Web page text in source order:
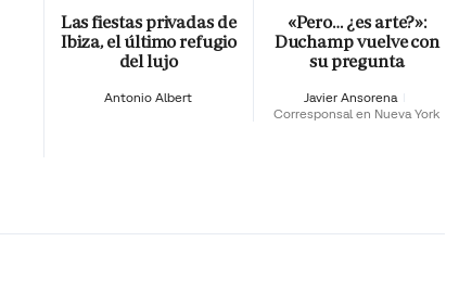
Las fiestas privadas de
Ibiza, el último refugio
del lujo
Antonio Albert
«Pero… ¿es arte?»:
Duchamp vuelve con
su pregunta
Javier Ansorena
Corresponsal en Nueva York